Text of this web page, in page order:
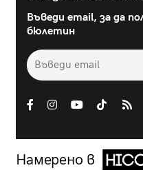
Въведи email, за да
бюлетин
Намерено в